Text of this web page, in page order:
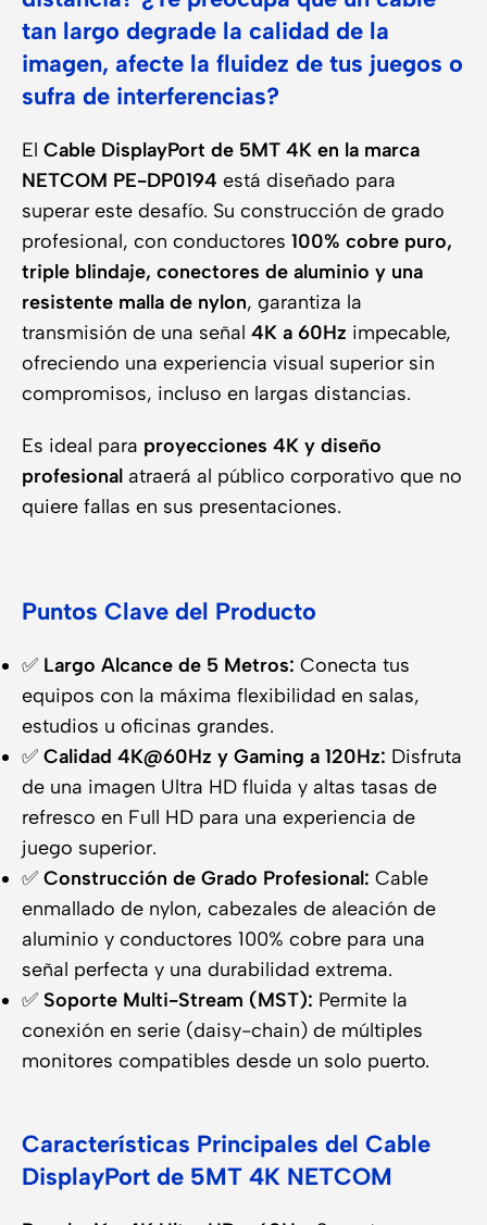
tan largo degrade la calidad de la
imagen, afecte la fluidez de tus juegos o
sufra de interferencias?
El Cable DisplayPort de 5MT 4K en la marca
NETCOM PE-DP0194 está diseñado para
superar este desafío. Su construcción de grado
profesional, con conductores 100% cobre puro,
triple blindaje, conectores de aluminio y una
resistente malla de nylon, garantiza la
transmisión de una señal 4K a 60Hz impecable,
ofreciendo una experiencia visual superior sin
compromisos, incluso en largas distancias.
Es ideal para proyecciones 4K y diseño
profesional atraerá al público corporativo que no
quiere fallas en sus presentaciones.
Puntos Clave del Producto
✅ Largo Alcance de 5 Metros: Conecta tus
equipos con la máxima flexibilidad en salas,
estudios u oficinas grandes.
✅ Calidad 4K@60Hz y Gaming a 120Hz: Disfruta
de una imagen Ultra HD fluida y altas tasas de
refresco en Full HD para una experiencia de
juego superior.
✅ Construcción de Grado Profesional: Cable
enmallado de nylon, cabezales de aleación de
aluminio y conductores 100% cobre para una
señal perfecta y una durabilidad extrema.
✅ Soporte Multi-Stream (MST): Permite la
conexión en serie (daisy-chain) de múltiples
monitores compatibles desde un solo puerto.
Características Principales del Cable
DisplayPort de 5MT 4K NETCOM